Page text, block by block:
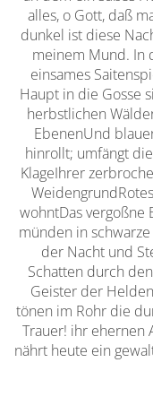
alles, o Gott, daß
dunkel ist diese
meinem Mund. In
einsames
Haupt in die Gosse
herbstlichen
EbenenUnd
hinrollt; umfängt
KlageIhrer
wohntDas vergoßne
münden in
der Nacht und
Schatten durch
Geister der
tönen im Rohr die
Trauer! ihr ehernen
nährt heute ein